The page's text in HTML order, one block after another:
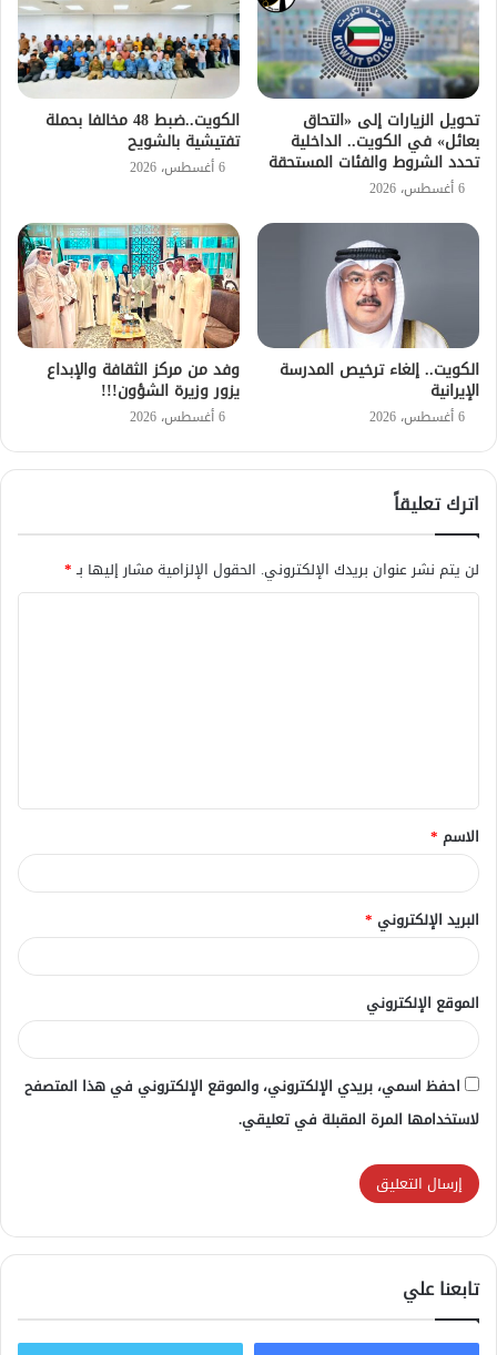
تحويل الزيارات إلى «التحاق
بعائل» في الكويت.. الداخلية
تحدد الشروط والفئات المستحقة
6 أغسطس، 2026
الكويت..ضبط 48 مخالفا بحملة
تفتيشية بالشويح
6 أغسطس، 2026
الكويت.. إلغاء ترخيص المدرسة
الإيرانية
6 أغسطس، 2026
وفد من مركز الثقافة والإبداع
يزور وزيرة الشؤون!!!
6 أغسطس، 2026
اترك تعليقاً
لن يتم نشر عنوان بريدك الإلكتروني. الحقول الإلزامية مشار إليها بـ*
ق
*
الاسم *
البريد الإلكتروني *
الموقع الإلكتروني
احفظ اسمي، بريدي الإلكتروني، والموقع الإلكتروني في هذا المتصفح
لاستخدامها المرة المقبلة في تعليقي.
تابعنا علي